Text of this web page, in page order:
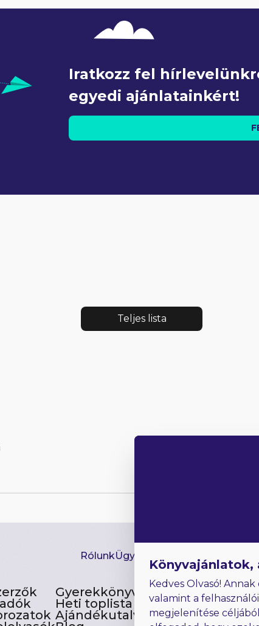
Iratkozz fel
egyedi ajánlatainkért!
Teljes lista
RólunkÜgyfélszolgálat
Gyerekkönyvek
Heti toplista
Ajándékutalvány
Könyvajánlatok,
Kedves Olvasó!
valamint a
megjelenítése